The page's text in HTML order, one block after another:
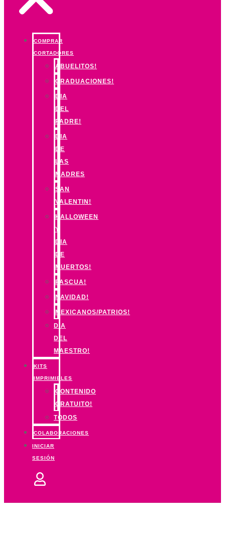
COMPRAR
CORTADORES
ABUELITOS!
GRADUACIONES!
DIA
DEL
PADRE!
DIA
DE
LAS
MADRES
SAN
VALENTIN!
HALLOWEEN
Y
DIA
DE
MUERTOS!
PASCUA!
NAVIDAD!
MEXICANOS/PATRIOS!
DIA
DEL
MAESTRO!
KITS
IMPRIMIBLES
CONTENIDO
GRATUITO!
TODOS
COLABORACIONES
INICIAR
SESIÓN